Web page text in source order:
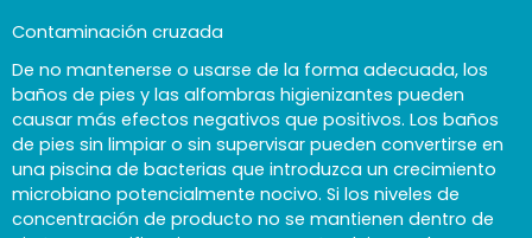
Contaminación cruzada
De no mantenerse o usarse de la forma adecuada, los
baños de pies y las alfombras higienizantes pueden
causar más efectos negativos que positivos. Los baños
de pies sin limpiar o sin supervisar pueden convertirse en
una piscina de bacterias que introduzca un crecimiento
microbiano potencialmente nocivo. Si los niveles de
concentración de producto no se mantienen dentro de